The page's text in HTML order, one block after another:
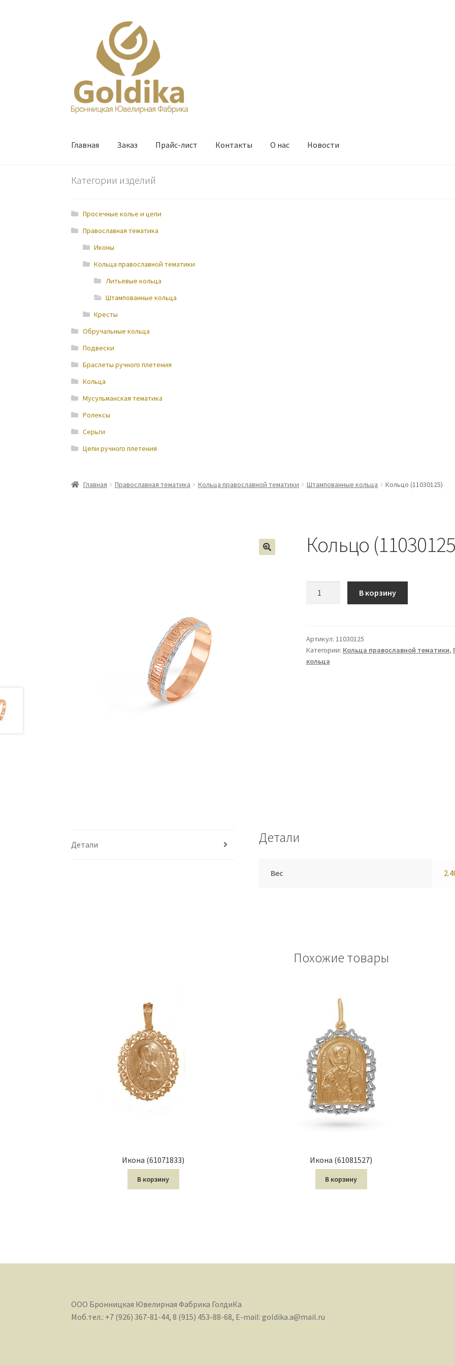
навигации
содержимому
Главная Заказ Прайс-лист Контакты О нас Новости
Категории изделий
Просечные колье и цепи
Православная тематика
Иконы
Кольца православной тематики
Литьевые кольца
Штампованные кольца
Кресты
Обручальные кольца
Подвески
Браслеты ручного плетения
Кольца
Мусульманская тематика
Ролексы
Серьги
Цепи ручного плетения
Главная Православная тематика Кольца православной тематики Штампованные кольца Кольцо (11030125)
Кольцо
В корзину
Артикул: 11030125
Категории: Кольца православной тематики,
кольца
Детали Детали
Вес
Похожие товары
Икона (61071833)
В корзину
Икона (61081527)
В корзину
ООО Бронницкая Ювелирная Фабрика ГолдиКа
Моб.тел.: +7 (926) 367-81-44, 8 (915) 453-88-68, E-mail: goldika.a@mail.ru